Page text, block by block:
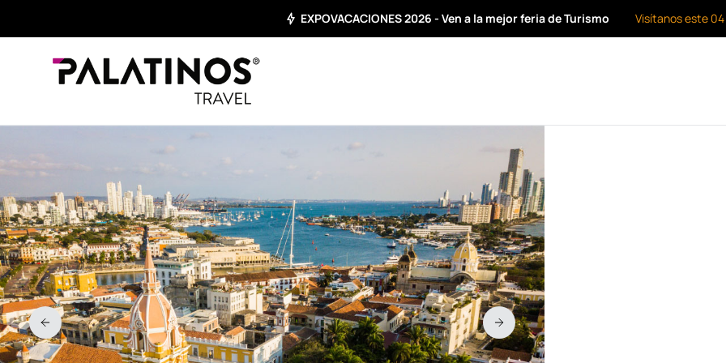
EXPOVACACIONES 2026 - Ven a la mejor feria de Turismo Visítanos este 04